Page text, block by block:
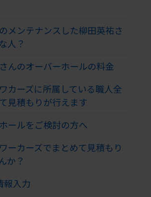
メンテナンスした柳田英祐さ
人？
んのオーバーホールの料金
カーズに所属している職人全
見積もりが行えます
ールをご検討の方へ
ーカーズでまとめて見積もり
か？
報入力